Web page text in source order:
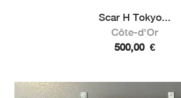
Scar H Tokyo...
Côte-d'Or
500,00 €